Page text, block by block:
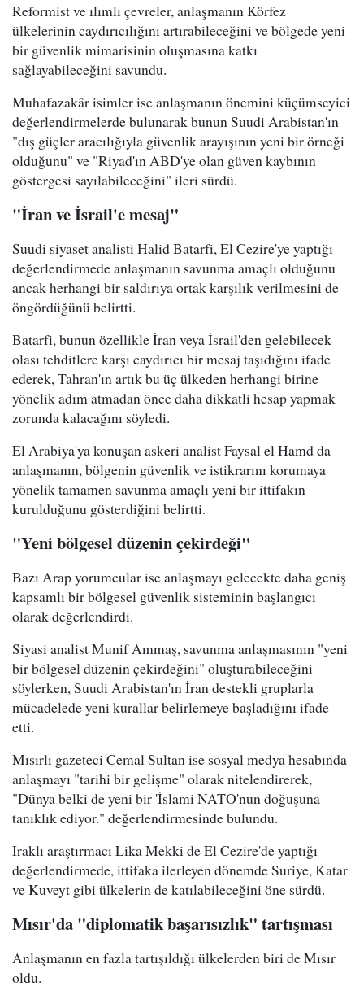
Reformist ve ılımlı çevreler, anlaşmanın Körfez
ülkelerinin caydırıcılığını artırabileceğini ve bölgede yeni
bir güvenlik mimarisinin oluşmasına katkı
sağlayabileceğini savundu.
Muhafazakâr isimler ise anlaşmanın önemini küçümseyici
değerlendirmelerde bulunarak bunun Suudi Arabistan'ın
"dış güçler aracılığıyla güvenlik arayışının yeni bir örneği
olduğunu" ve "Riyad'ın ABD'ye olan güven kaybının
göstergesi sayılabileceğini" ileri sürdü.
"İran ve İsrail'e mesaj"
Suudi siyaset analisti Halid Batarfi, El Cezire'ye yaptığı
değerlendirmede anlaşmanın savunma amaçlı olduğunu
ancak herhangi bir saldırıya ortak karşılık verilmesini de
öngördüğünü belirtti.
Batarfi, bunun özellikle İran veya İsrail'den gelebilecek
olası tehditlere karşı caydırıcı bir mesaj taşıdığını ifade
ederek, Tahran'ın artık bu üç ülkeden herhangi birine
yönelik adım atmadan önce daha dikkatli hesap yapmak
zorunda kalacağını söyledi.
El Arabiya'ya konuşan askeri analist Faysal el Hamd da
anlaşmanın, bölgenin güvenlik ve istikrarını korumaya
yönelik tamamen savunma amaçlı yeni bir ittifakın
kurulduğunu gösterdiğini belirtti.
"Yeni bölgesel düzenin çekirdeği"
Bazı Arap yorumcular ise anlaşmayı gelecekte daha geniş
kapsamlı bir bölgesel güvenlik sisteminin başlangıcı
olarak değerlendirdi.
Siyasi analist Munif Ammaş, savunma anlaşmasının "yeni
bir bölgesel düzenin çekirdeğini" oluşturabileceğini
söylerken, Suudi Arabistan'ın İran destekli gruplarla
mücadelede yeni kurallar belirlemeye başladığını ifade
etti.
Mısırlı gazeteci Cemal Sultan ise sosyal medya hesabında
anlaşmayı "tarihi bir gelişme" olarak nitelendirerek,
"Dünya belki de yeni bir 'İslami NATO'nun doğuşuna
tanıklık ediyor." değerlendirmesinde bulundu.
Iraklı araştırmacı Lika Mekki de El Cezire'de yaptığı
değerlendirmede, ittifaka ilerleyen dönemde Suriye, Katar
ve Kuveyt gibi ülkelerin de katılabileceğini öne sürdü.
Mısır'da "diplomatik başarısızlık" tartışması
Anlaşmanın en fazla tartışıldığı ülkelerden biri de Mısır
oldu.